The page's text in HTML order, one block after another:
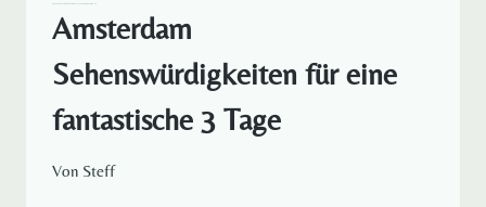
Amsterdam
Sehenswürdigkeiten für eine
fantastische 3 Tage
Von Steff